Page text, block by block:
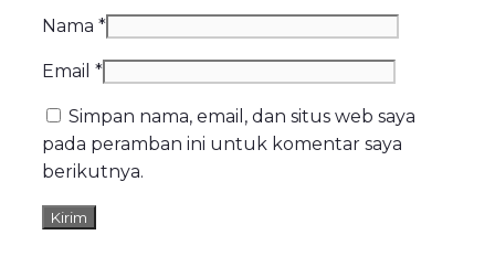
Nama *
Email *
Simpan nama, email, dan situs web saya
pada peramban ini untuk komentar saya
berikutnya.